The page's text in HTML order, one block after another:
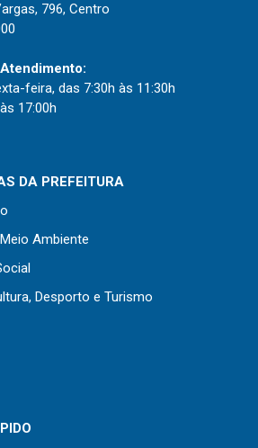
796, Centro
feira, das 7:30h às 11:30h
17:00h
DA PREFEITURA
Ambiente
Desporto e Turismo